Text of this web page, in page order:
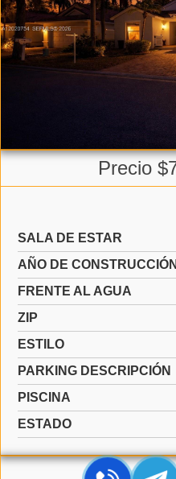
Precio
SALA DE ESTAR
AÑO DE CONSTRUCCIÓN
FRENTE AL AGUA
ZIP
ESTILO
PARKING DESCRIPCIÓN
PISCINA
ESTADO